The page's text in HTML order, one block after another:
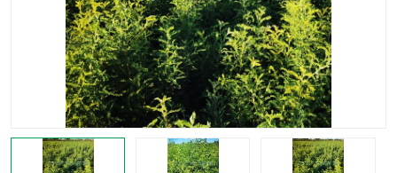
沙棘苗 柽柳苗
砂生槐 四翅滨藜